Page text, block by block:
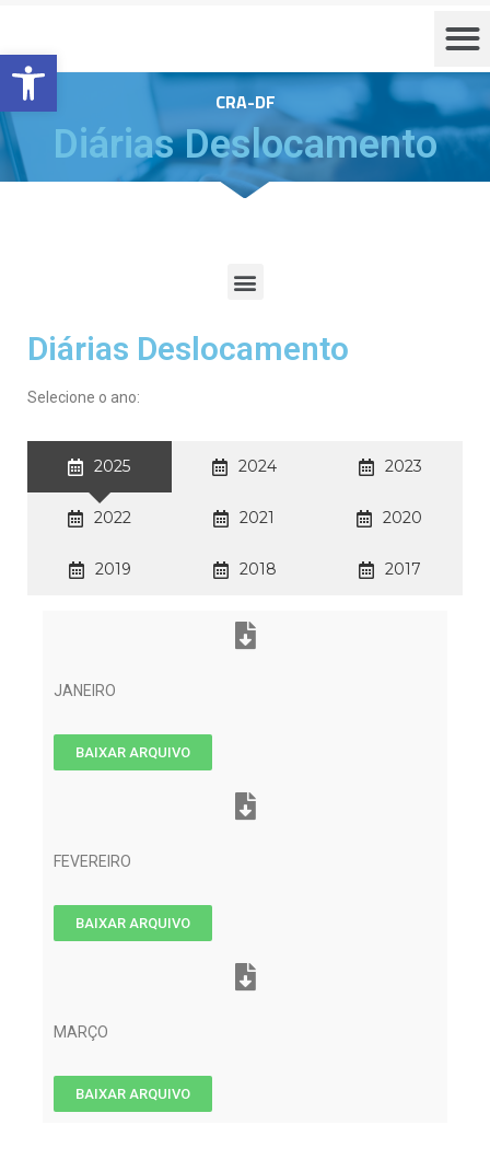
Barra de Ferramentas Aberta
CRA-DF
Diárias Deslocamento
Diárias Deslocamento
Selecione o ano:
2025 2024 2023
2022 2021 2020
2019 2018 2017
JANEIRO
BAIXAR ARQUIVO
FEVEREIRO
BAIXAR ARQUIVO
MARÇO
BAIXAR ARQUIVO